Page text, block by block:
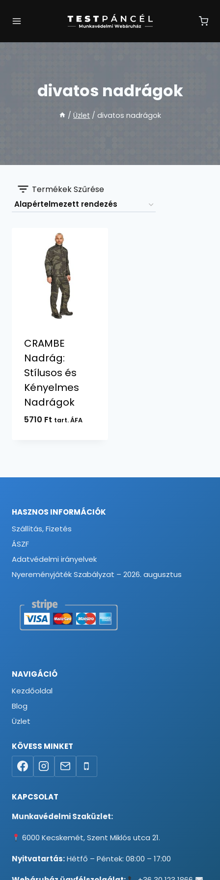
divatos nadrágok
/ Üzlet / divatos nadrágok
Termékek Szűrése
CRAMBE
Nadrág:
Stílusos és
Kényelmes
Nadrágok
5710 Ft tart. ÁFA
HASZNOS INFORMÁCIÓK
Szállítás, Fizetés
ÁSZF
Adatvédelmi irányelvek
Nyereményjáték Szabályzat – 2026. augusztus
NAVIGÁCIÓ
Kezdőoldal
Blog
Üzlet
KÖVESS MINKET
KAPCSOLAT
Munkavédelmi Szaküzlet:
6000 Kecskemét, Szent Miklós utca 21.
Nyitvatartás:Hétfő – Péntek: 08:00 – 17:00